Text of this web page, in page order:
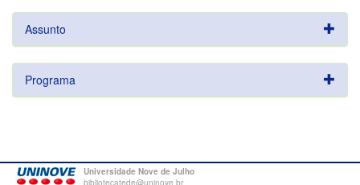
Assunto
Programa
Universidade Nove de Julho
bibliotecatede@uninove.br